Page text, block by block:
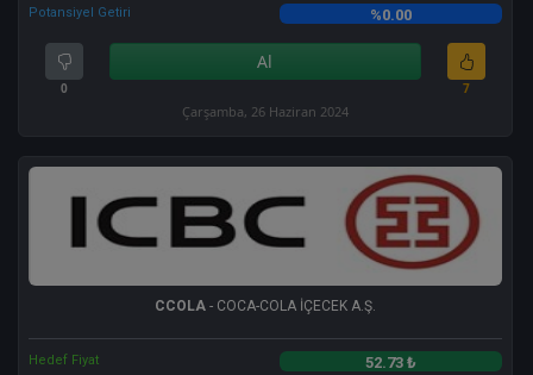
Potansiyel Getiri %0.00
0
Al
7
Çarşamba, 26 Haziran 2024
CCOLA - COCA-COLA İÇECEK A.Ş.
Hedef Fiyat 52.73 ₺